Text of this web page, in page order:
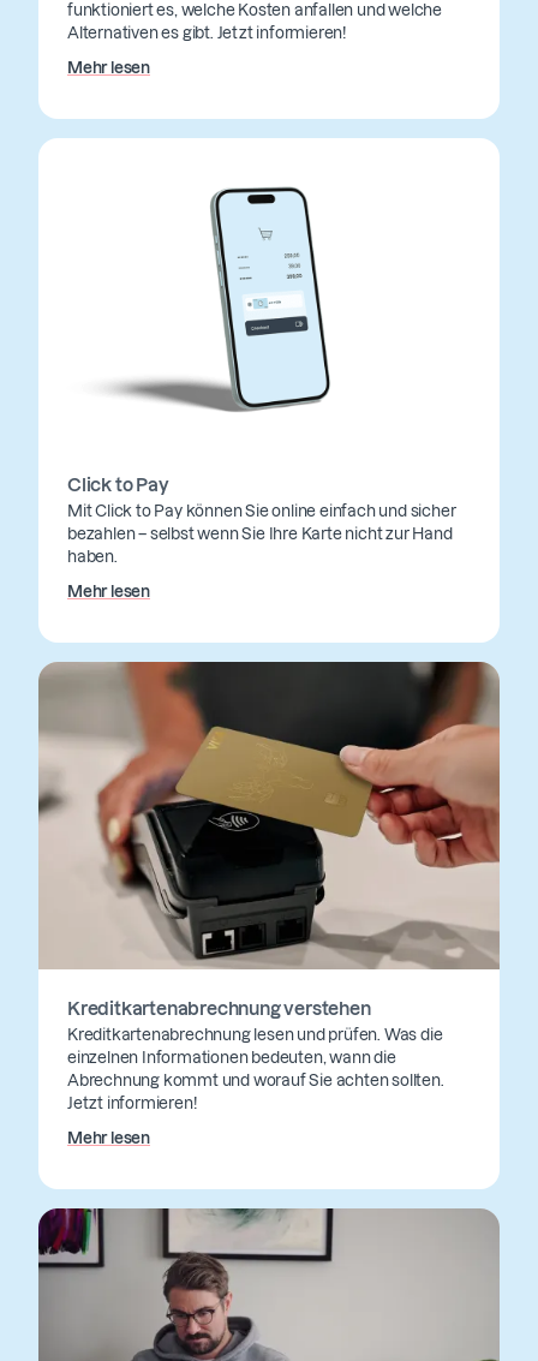
funktioniert es, welche Kosten anfallen und welche
Alternativen es gibt. Jetzt informieren!
Mehr lesen
Click to Pay
Mit Click to Pay können Sie online einfach und sicher
bezahlen – selbst wenn Sie Ihre Karte nicht zur Hand
haben.
Mehr lesen
Kreditkartenabrechnung verstehen
Kreditkartenabrechnung lesen und prüfen. Was die
einzelnen Informationen bedeuten, wann die
Abrechnung kommt und worauf Sie achten sollten.
Jetzt informieren!
Mehr lesen